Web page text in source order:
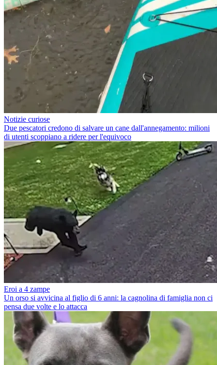
Notizie curiose
Due pescatori credono di salvare un cane dall'annegamento: milioni
di utenti scoppiano a ridere per l'equivoco
Eroi a 4 zampe
Un orso si avvicina al figlio di 6 anni: la cagnolina di famiglia non ci
pensa due volte e lo attacca